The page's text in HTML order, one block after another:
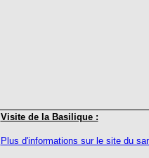
Visite de la Basilique :
Plus d'informations sur le site du